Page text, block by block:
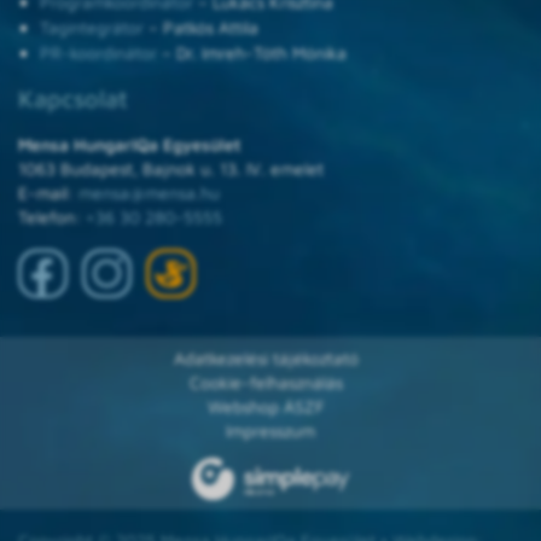
Tagintegrátor
– Patkós Attila
PR-koordinátor – Dr. Imreh-Tóth Mónika
Kapcsolat
Mensa HungarIQa Egyesület
1063 Budapest, Bajnok u. 13. IV. emelet
E-mail: mensa@mensa.hu
Telefon:
+36 30 280-5555
Adatkezelési tájékoztató
Cookie-felhasználás
Webshop ÁSZF
Impresszum